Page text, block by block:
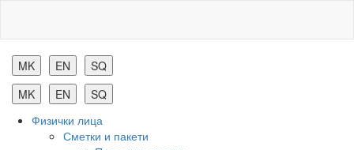
Физички лица
Сметки и пакети